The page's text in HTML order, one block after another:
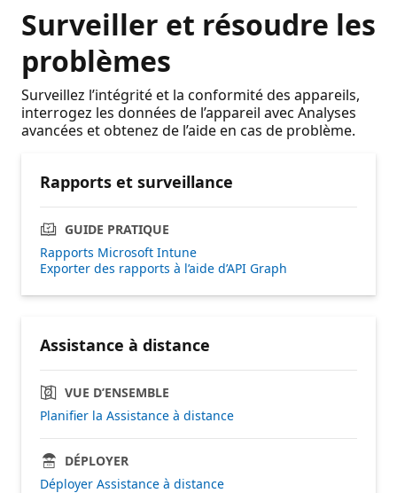
Surveiller et résoudre les
problèmes
Surveillez l’intégrité et la conformité des appareils,
interrogez les données de l’appareil avec Analyses
avancées et obtenez de l’aide en cas de problème.
Rapports et surveillance
GUIDE PRATIQUE
Rapports Microsoft Intune
Exporter des rapports à l’aide d’API Graph
Assistance à distance
VUE D’ENSEMBLE
Planifier la Assistance à distance
DÉPLOYER
Déployer Assistance à distance